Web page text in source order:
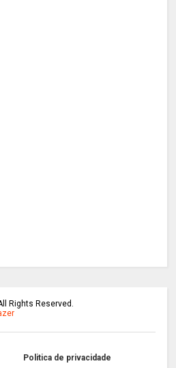
Rights Reserved.
Politica de privacidade